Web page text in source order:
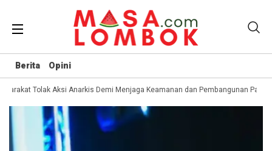
Berita Opini
Tolak Aksi Anarkis Demi Menjaga Keamanan dan Pembangunan Papua